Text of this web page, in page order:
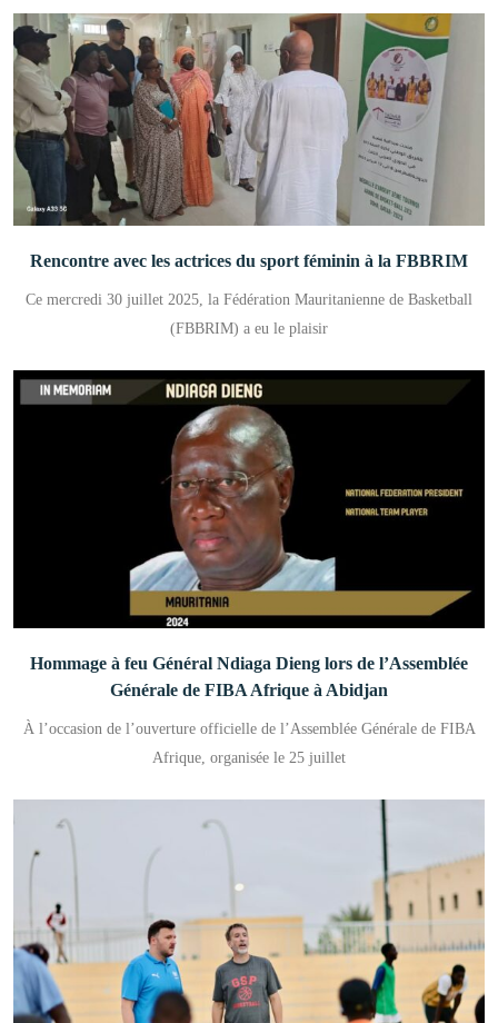
Rencontre avec les actrices du sport féminin à la FBBRIM
Ce mercredi 30 juillet 2025, la Fédération Mauritanienne de Basketball
(FBBRIM) a eu le plaisir
Hommage à feu Général Ndiaga Dieng lors de l’Assemblée
Générale de FIBA Afrique à Abidjan
À l’occasion de l’ouverture officielle de l’Assemblée Générale de FIBA
Afrique, organisée le 25 juillet